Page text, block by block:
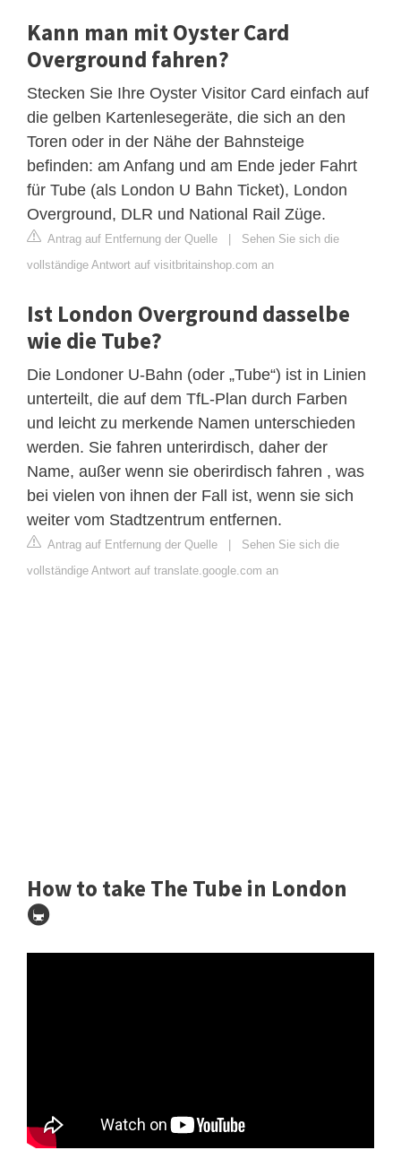
Kann man mit Oyster Card
Overground fahren?
Stecken Sie Ihre Oyster Visitor Card einfach auf
die gelben Kartenlesegeräte, die sich an den
Toren oder in der Nähe der Bahnsteige
befinden: am Anfang und am Ende jeder Fahrt
für Tube (als London U Bahn Ticket), London
Overground, DLR und National Rail Züge.
Antrag auf Entfernung der Quelle
Sehen Sie sich die
vollständige Antwort auf visitbritainshop.com an
Ist London Overground dasselbe
wie die Tube?
Die Londoner U-Bahn (oder „Tube“) ist in Linien
unterteilt, die auf dem TfL-Plan durch Farben
und leicht zu merkende Namen unterschieden
werden. Sie fahren unterirdisch, daher der
Name, außer wenn sie oberirdisch fahren , was
bei vielen von ihnen der Fall ist, wenn sie sich
weiter vom Stadtzentrum entfernen.
Antrag auf Entfernung der Quelle
Sehen Sie sich die
vollständige Antwort auf translate.google.com an
How to take The Tube in London
🚇